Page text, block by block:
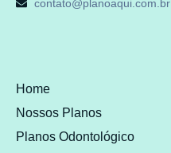
contato@planoaqui.com.br
Home
Nossos Planos
Planos Odontológico